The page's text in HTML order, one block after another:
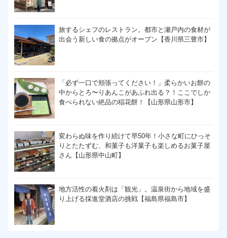
旅するシェフのレストラン。都市と瀬戸内の食材が
出会う新しい食の拠点がオープン【香川県三豊市】
「必ず一口で頬張ってください！」柔らかいお餅の
中からとろ〜りあんこがあふれ出る？！ここでしか
食べられない絶品の稲花餅！【山形県山形市】
変わらぬ味を作り続けて早50年！小さな町にひっそ
りとたたずむ、和菓子も洋菓子も楽しめるお菓子屋
さん【山形県中山町】
地方活性の着火剤は「観光」。温泉街から地域を盛
り上げる採進堂酒店の挑戦【福島県福島市】